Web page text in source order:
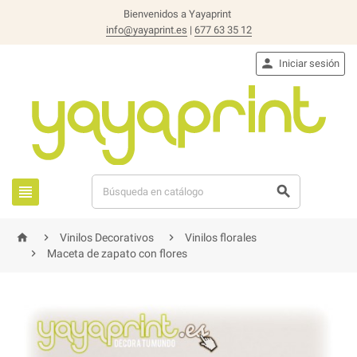
Bienvenidos a Yayaprint
info@yayaprint.es | 677 63 35 12
 
 Iniciar sesión
  Vinilos Decorativos 
Vinilos florales

Maceta de zapato con flores